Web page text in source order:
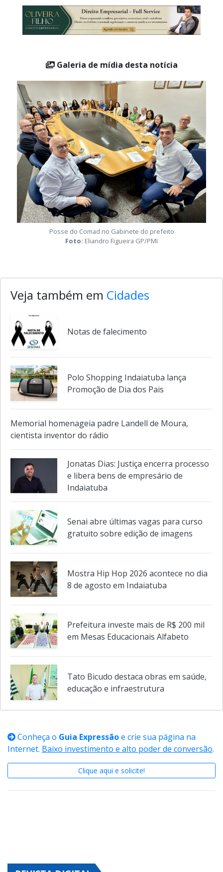
Suplente: Juliana da Silva Ferreira S. Alexandre
Galeria de mídia desta notícia
Posse do Comad no Gabinete do prefeito
Veja também emCidades
Notas de falecimento
Polo Shopping Indaiatuba lança
Promoção de Dia dos Pais
Memorial homenageia padre Landell de Moura,
cientista inventor do rádio
e libera bens de empresário de
Indaiatuba
gratuito sobre edição de imagens
8 de agosto em Indaiatuba
em Mesas Educacionais Alfabeto
educação e infraestrutura
Conheça oGuia Expressãoe crie sua página na
Internet.Baixo investimento e alto poder de conversão.